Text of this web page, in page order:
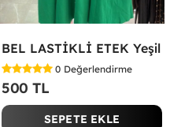
BEL LASTİKLİ ETEK Yeşil
0 Değerlendirme
500 TL
SEPETE EKLE